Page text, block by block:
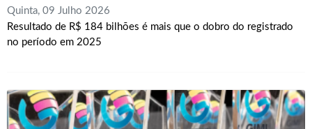
Quinta, 09 Julho 2026
Resultado de R$ 184 bilhões é mais que o dobro do registrado
no período em 2025